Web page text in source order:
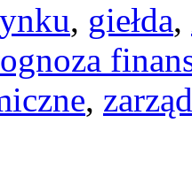
, giełda,
,